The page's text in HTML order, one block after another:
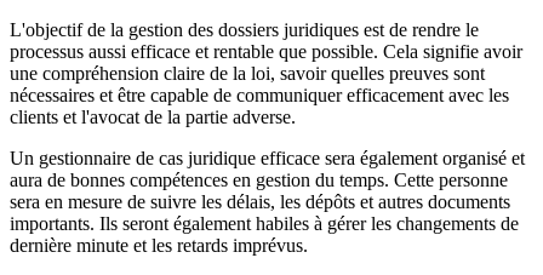
L'objectif de la gestion des dossiers juridiques est de rendre le
processus aussi efficace et rentable que possible. Cela signifie avoir
une compréhension claire de la loi, savoir quelles preuves sont
nécessaires et être capable de communiquer efficacement avec les
clients et l'avocat de la partie adverse.
Un gestionnaire de cas juridique efficace sera également organisé et
aura de bonnes compétences en gestion du temps. Cette personne
sera en mesure de suivre les délais, les dépôts et autres documents
importants. Ils seront également habiles à gérer les changements de
dernière minute et les retards imprévus.